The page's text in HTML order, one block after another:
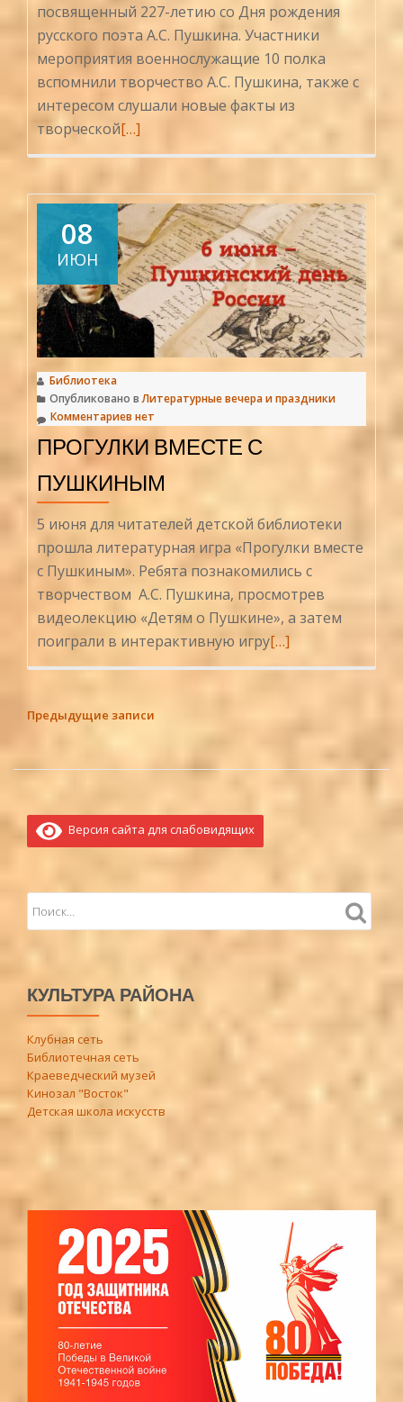
посвященный 227-летию со Дня рождения
русского поэта А.С. Пушкина. Участники
мероприятия военнослужащие 10 полка
вспомнили творчество А.С. Пушкина, также с
интересом слушали новые факты из
творческойЧитать
больше
на
все
времена
[…]
08
ИЮН
Библиотека
Опубликовано вЛитературные вечера и праздники
Комментариев нет
ПРОГУЛКИ ВМЕСТЕ С
ПУШКИНЫМ
5 июня для читателей детской библиотеки
прошла литературная игра «Прогулки вместе
с Пушкиным». Ребята познакомились с
творчеством А.С. Пушкина, просмотрев
видеолекцию «Детям о Пушкине», а затем
поиграли в интерактивную игруЧитать
больше
[…]
НАВИГАЦИЯ
Предыдущие записи
Версия сайта для слабовидящих
КУЛЬТУРА РАЙОНА
Клубная сеть
Библиотечная сеть
Краеведческий музей
Кинозал "Восток"
Детская школа искусств